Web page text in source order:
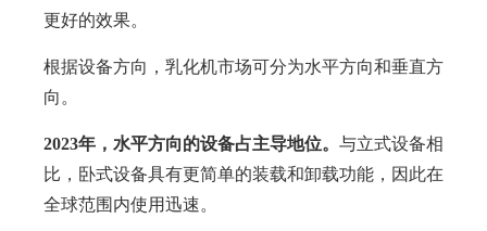
更好的效果。
根据设备方向，乳化机市场可分为水平方向和垂直方
向。
2023年，水平方向的设备占主导地位。 与立式设备相
比，卧式设备具有更简单的装载和卸载功能，因此在
全球范围内使用迅速。